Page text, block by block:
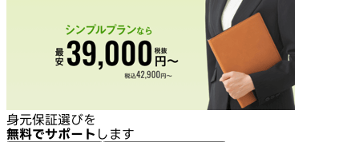
身元保証選びを
無料でサポート します